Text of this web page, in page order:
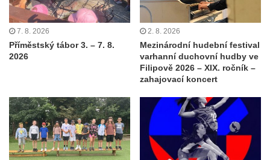
7. 8. 2026
Příměstský tábor 3. – 7. 8.
2026
2. 8. 2026
Mezinárodní hudební festival
varhanní duchovní hudby ve
Filipově 2026 – XIX. ročník –
zahajovací koncert